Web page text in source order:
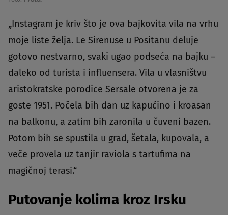
„Instagram je kriv što je ova bajkovita vila na vrhu
moje liste želja. Le Sirenuse u Positanu deluje
gotovo nestvarno, svaki ugao podseća na bajku –
daleko od turista i influensera. Vila u vlasništvu
aristokratske porodice Sersale otvorena je za
goste 1951. Počela bih dan uz kapućino i kroasan
na balkonu, a zatim bih zaronila u čuveni bazen.
Potom bih se spustila u grad, šetala, kupovala, a
veče provela uz tanjir raviola s tartufima na
magičnoj terasi.“
Putovanje kolima kroz Irsku